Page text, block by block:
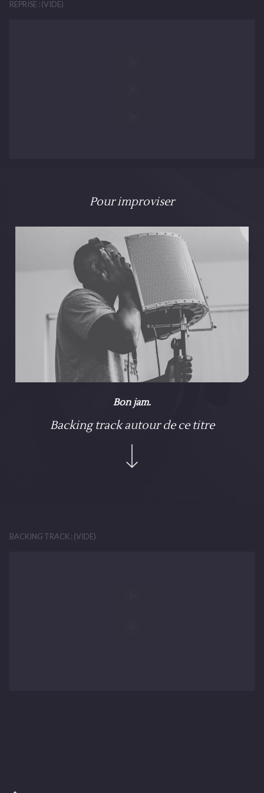
REPRISE : (VIDE)
Pour improviser
Bon jam.
Backing track autour de ce titre
BACKING TRACK : (VIDE)